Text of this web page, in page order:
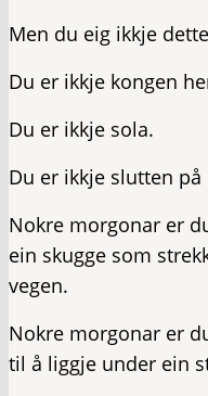
Men du eig ikkje
Du er ikkje kongen
Du er ikkje sola.
Du er ikkje slutten
Nokre morgonar er
ein skugge som
vegen.
Nokre morgonar er
til å liggje under ein